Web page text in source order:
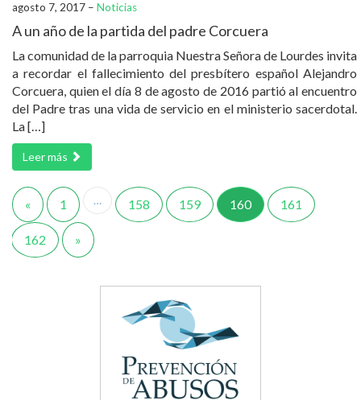
agosto 7, 2017 – Noticias
A un año de la partida del padre Corcuera
La comunidad de la parroquia Nuestra Señora de Lourdes invita
a recordar el fallecimiento del presbítero español Alejandro
Corcuera, quien el día 8 de agosto de 2016 partió al encuentro
del Padre tras una vida de servicio en el ministerio sacerdotal.
La […]
Leer más
« 1 … 158 159 160 161
162 »